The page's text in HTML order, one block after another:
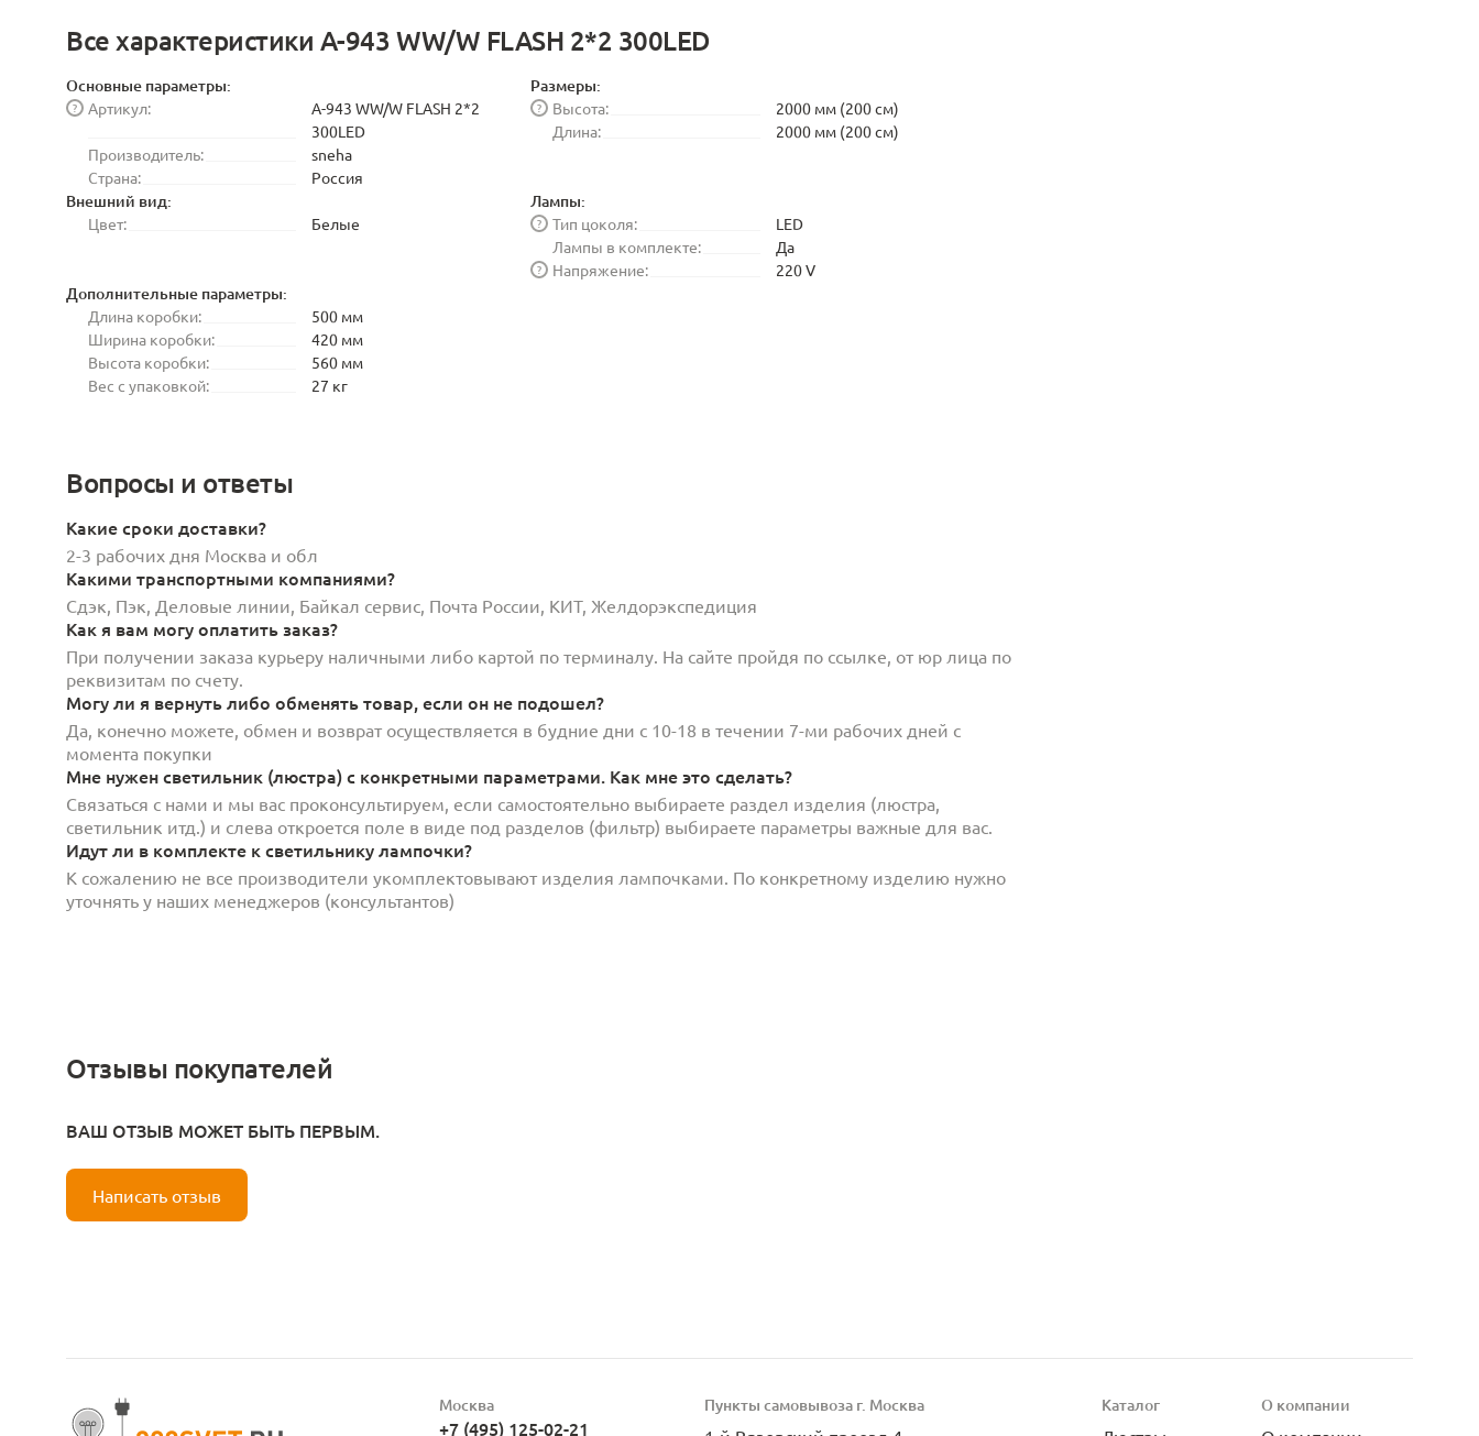
Все характеристики A-943 WW/W FLASH 2*2 300LED
Основные параметры:
Артикул:
?
A-943 WW/W FLASH 2*2
300LED
Производитель:
sneha
Страна:
Россия
Размеры:
Высота:
?
2000 мм (200 см)
Длина:
2000 мм (200 см)
Внешний вид:
Цвет: Белые
Лампы:
Тип цоколя:
?
LED
Лампы в комплекте:
Да
Напряжение:
? 220 V
Дополнительные параметры:
Длина коробки:
500 мм
Ширина коробки:
420 мм
Высота коробки:
560 мм
Вес с упаковкой:
27 кг
Вопросы и ответы
Какие сроки доставки?
2-3 рабочих дня Москва и обл
Какими транспортными компаниями?
Сдэк, Пэк, Деловые линии, Байкал сервис, Почта России, КИТ, Желдорэкспедиция
Как я вам могу оплатить заказ?
При получении заказа курьеру наличными либо картой по терминалу. На сайте пройдя по ссылке, от юр лица по
реквизитам по счету.
Могу ли я вернуть либо обменять товар, если он не подошел?
Да, конечно можете, обмен и возврат осуществляется в будние дни с 10-18 в течении 7-ми рабочих дней с
момента покупки
Мне нужен светильник (люстра) с конкретными параметрами. Как мне это сделать?
Связаться с нами и мы вас проконсультируем, если самостоятельно выбираете раздел изделия (люстра,
светильник итд.) и слева откроется поле в виде под разделов (фильтр) выбираете параметры важные для вас.
Идут ли в комплекте к светильнику лампочки?
К сожалению не все производители укомплектовывают изделия лампочками. По конкретному изделию нужно
уточнять у наших менеджеров (консультантов)
Отзывы покупателей
ВАШ ОТЗЫВ МОЖЕТ БЫТЬ ПЕРВЫМ.
Написать отзыв
Москва
+7 (495) 125-02-21
Пункты самовывоза г. Москва Каталог О компании